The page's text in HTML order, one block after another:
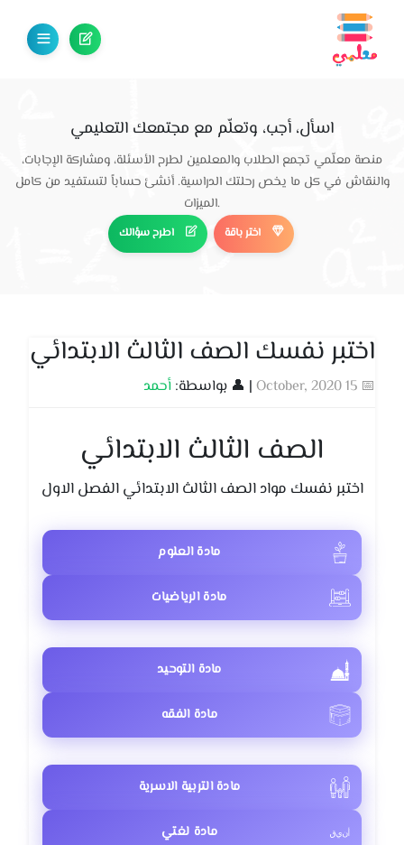
اسأل، أجب، وتعلّم مع مجتمعك التعليمي
منصة معلّمي تجمع الطلاب والمعلمين لطرح الأسئلة، ومشاركة الإجابات،
والنقاش في كل ما يخص رحلتك الدراسية. أنشئ حساباً لتستفيد من كامل
الميزات.
اطرح سؤالك اختر باقة
اختبر نفسك الصف الثالث الابتدائي
📅 15 October, 2020 | 👤 بواسطة: أحمد
الصف الثالث الابتدائي
اختبر نفسك مواد الصف الثالث الابتدائي الفصل الاول
مادة العلوم
مادة الرياضيات
مادة التوحيد
مادة الفقه
مادة التربية الاسرية
مادة لغتي